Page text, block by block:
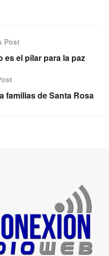
Post
el pilar para la paz
familias de Santa Rosa